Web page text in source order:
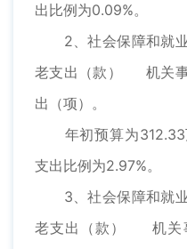
出比例为0.09%。
2、社会保障和就业
老支出（款） 机关事
出（项）。
年初预算为312.33
支出比例为2.97%。
3、社会保障和就业
老支出（款） 机关